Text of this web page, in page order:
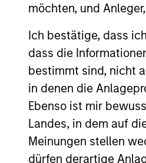
möchten, und
Ich bestätige, dass
dass die
bestimmt sind, nicht
in denen die
Ebenso ist mir
Landes, in dem auf
Meinungen stellen
dürfen derartige
As of August
resulted in
above are the
such owners.
only as a
monitoring by
or your use of